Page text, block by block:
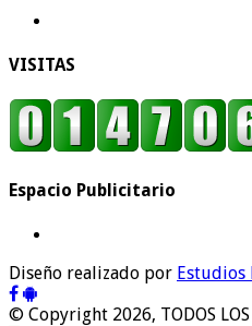
VISITAS
Espacio Publicitario
Diseño realizado por Estudios
© Copyright 2026, TODOS LOS